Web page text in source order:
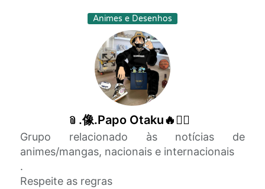
Animes e Desenhos
﹫.像.Papo Otaku🔥፝⃟
Grupo relacionado às notícias de
animes/mangas, nacionais e internacionais
.
Respeite as regras